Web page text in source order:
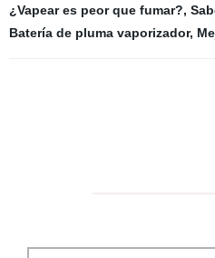
¿Vapear es peor que fumar?,
Batería de pluma vaporizador,